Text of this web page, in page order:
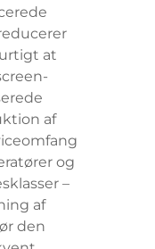
at
af
og
–
af
den